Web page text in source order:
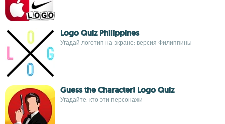
Logo Quiz Philippines
Угадай логотип на экране: версия Филиппины
Guess the Character! Logo Quiz
Угадайте, кто эти персонажи